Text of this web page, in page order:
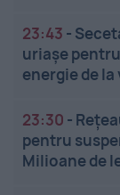
23:43 -
uriașe
energie de la
23:30 -
pentru
Milioane de